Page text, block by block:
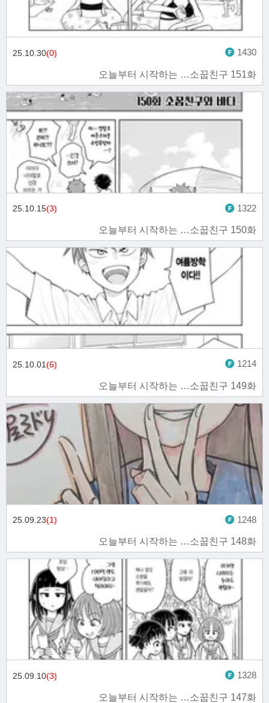
오늘부터 시작하는 …소꿉친구 151화
25.10.30(0) 1430
오늘부터 시작하는 …소꿉친구 150화
25.10.15(3) 1322
오늘부터 시작하는 …소꿉친구 149화
25.10.01(6) 1214
오늘부터 시작하는 …소꿉친구 148화
25.09.23(1) 1248
오늘부터 시작하는 …소꿉친구 147화
25.09.10(3) 1328